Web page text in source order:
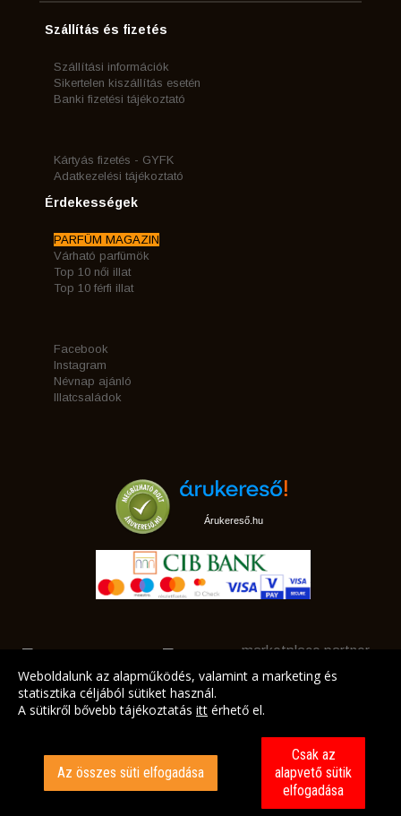
Szállítás és fizetés
Szállítási információk
Sikertelen kiszállítás esetén
Banki fizetési tájékoztató
Kártyás fizetés - GYFK
Adatkezelési tájékoztató
Érdekességek
PARFÜM MAGAZIN
Várható parfümök
Top 10 női illat
Top 10 férfi illat
Facebook
Instagram
Névnap ajánló
Illatcsaládok
Árukereső.hu
marketplace partner
Weboldalunk az alapműködés, valamint a marketing és
statisztika céljából sütiket használ.
A sütikről bővebb tájékoztatás itt érhető el.
Az összes süti elfogadása
Csak az
alapvető sütik
elfogadása